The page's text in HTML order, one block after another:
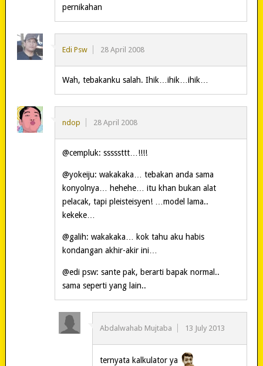
pernikahan
Edi Psw 28 April 2008
Wah, tebakanku salah. Ihik…ihik…ihik…
ndop 28 April 2008
@cempluk: sssssttt…!!!!
@yokeiju: wakakaka… tebakan anda sama
konyolnya… hehehe… itu khan bukan alat
pelacak, tapi pleisteisyen! …model lama..
kekeke…
@galih: wakakaka… kok tahu aku habis
kondangan akhir-akir ini…
@edi psw: sante pak, berarti bapak normal..
sama seperti yang lain..
Abdalwahab Mujtaba 13 July 2013
ternyata kalkulator ya